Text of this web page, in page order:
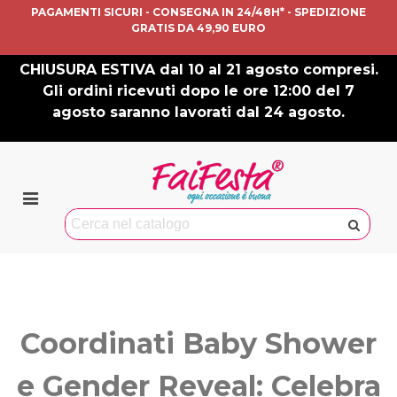
PAGAMENTI SICURI - CONSEGNA IN 24/48H* - SPEDIZIONE
GRATIS DA 49,90 EURO
CHIUSURA ESTIVA dal 10 al 21 agosto compresi.
Gli ordini ricevuti dopo le ore 12:00 del 7
agosto saranno lavorati dal 24 agosto.
Coordinati Baby Shower
e Gender Reveal: Celebra